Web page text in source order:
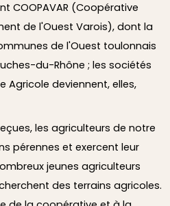
COOPAVAR (Coopérative
de l'Ouest Varois), dont la
de l'Ouest toulonnais
du-Rhône ; les sociétés
Agricole deviennent, elles,
les agriculteurs de notre
pérennes et exercent leur
jeunes agriculteurs
des terrains agricoles.